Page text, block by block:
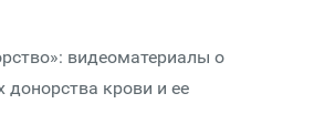
видеоматериалы о
донорства крови и ее